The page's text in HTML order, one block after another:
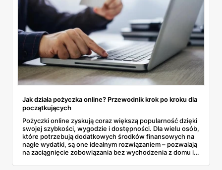
Jak działa pożyczka online? Przewodnik krok po kroku dla
początkujących
Pożyczki online zyskują coraz większą popularność dzięki
swojej szybkości, wygodzie i dostępności. Dla wielu osób,
które potrzebują dodatkowych środków finansowych na
nagłe wydatki, są one idealnym rozwiązaniem – pozwalają
na zaciągnięcie zobowiązania bez wychodzenia z domu i z
się skomplikowany, szczególnie dla osób, które korzystają